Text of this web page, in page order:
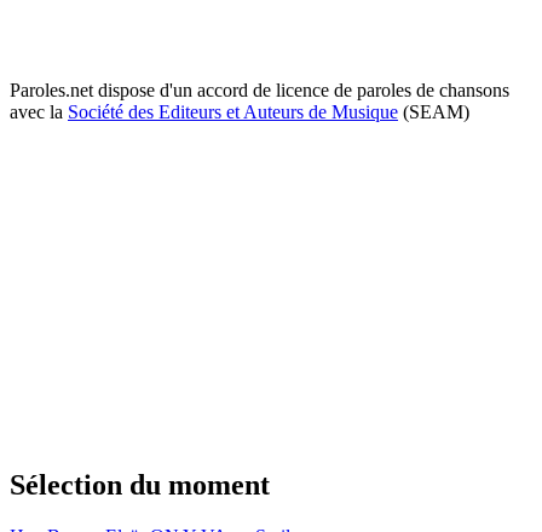
Paroles.net dispose d'un accord de licence de paroles de chansons
avec la Société des Editeurs et Auteurs de Musique (SEAM)
Sélection du moment